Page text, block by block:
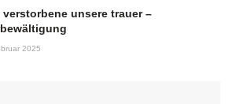
verstorbene unsere trauer –
2025